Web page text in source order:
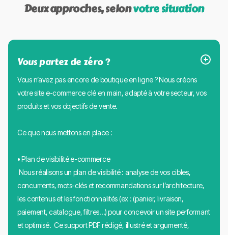
Deux approches, selonvotre situation
Vous partez de zéro ?
Vous n’avez pas encore de boutique en ligne ? Nous créons
votre site e-commerce clé en main, adapté à votre secteur, vos
produits et vos objectifs de vente.
Ce que nous mettons en place :
• Plan de visibilité e-commerce
Nous réalisons un plan de visibilité : analyse de vos cibles,
concurrents, mots-clés et recommandations sur l’architecture,
les contenus et les fonctionnalités (ex : (panier, livraison,
paiement, catalogue, filtres…) pour concevoir un site performant
et optimisé. Ce support PDF rédigé, illustré et argumenté,